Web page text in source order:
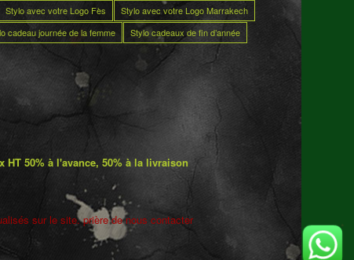
Stylo avec votre Logo Fès
Stylo avec votre Logo Marrakech
cadeau journée de la femme
Stylo cadeaux de fin d’année
HT 50% à l'avance, 50% à la livraison
sur le site. prière de nous contacter 5